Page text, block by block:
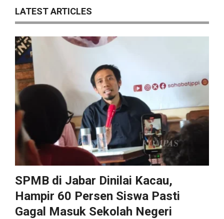
LATEST ARTICLES
SPMB di Jabar Dinilai Kacau,
Hampir 60 Persen Siswa Pasti
Gagal Masuk Sekolah Negeri